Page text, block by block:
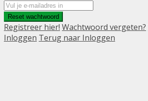
Reset wachtwoord
Registreer hier! Wachtwoord vergeten?
Inloggen Terug naar Inloggen